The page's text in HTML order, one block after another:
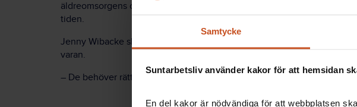
Samtycke
Suntarbetsliv använder kakor för att hemsidan
En del kakor är nödvändiga för att webbplatsen
äldreomsorgens chefer var största utmaningen att ha ork och energi
tiden.
Jenny Wibacke slår fast att cheferna visserligen haft stöd, men att de
varan.
– De behöver rätt förutsättningar att kunna vara den chef de behöver